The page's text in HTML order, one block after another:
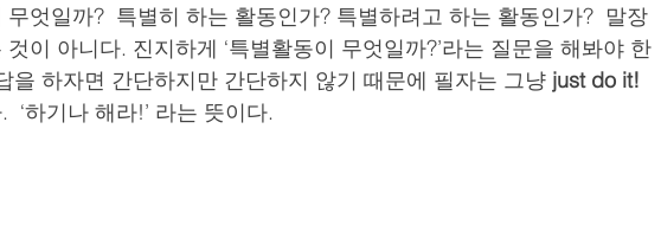
것이 아니다. 진지하게 ‘특별활동이 무엇일까?’라는 질문을 해봐야 한
을 하자면 간단하지만 간단하지 않기 때문에 필자는 그냥 just do it!
‘하기나 해라!’ 라는 뜻이다.